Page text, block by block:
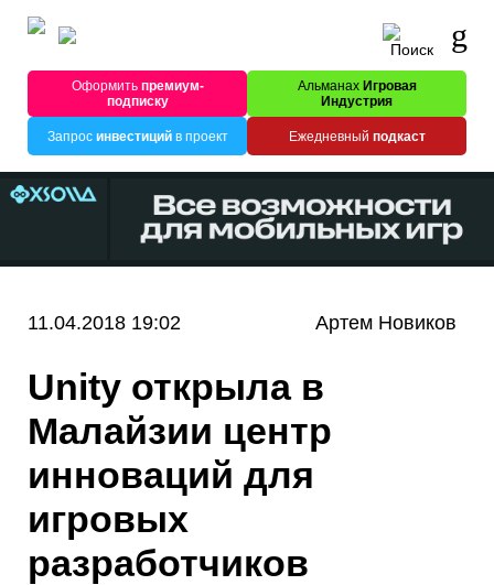
Оформитьпремиум-
подписку
Альманах Игровая
Индустрия
Запрос инвестицийв проект Ежедневный подкаст
11.04.2018 19:02 Артем Новиков
Unity открыла в
Малайзии центр
инноваций для
игровых
разработчиков